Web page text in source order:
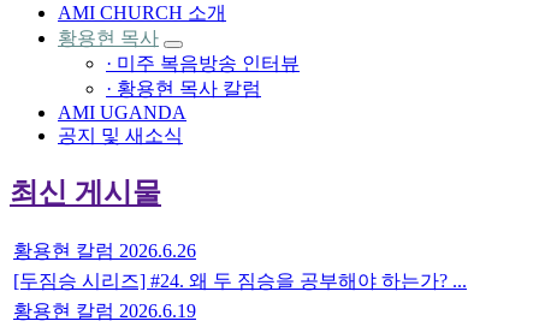
AMI CHURCH 소개
황용현 목사
· 미주 복음방송 인터뷰
· 황용현 목사 칼럼
AMI UGANDA
공지 및 새소식
최신 게시물
황용현 칼럼 2026.6.26
[두짐승 시리즈] #24. 왜 두 짐승을 공부해야 하는가? ...
황용현 칼럼 2026.6.19